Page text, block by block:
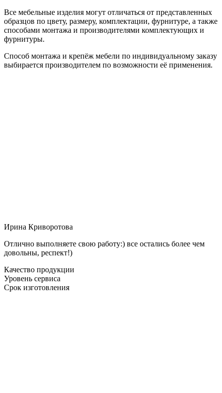
Все мебельные изделия могут отличаться от представленных
образцов по цвету, размеру, комплектации, фурнитуре, а также
способами монтажа и производителями комплектующих и
фурнитуры.
Способ монтажа и крепёж мебели по индивидуальному заказу
выбирается производителем по возможности её применения.
Ирина Криворотова
Отлично выполняете свою работу:) все остались более чем
довольны, респект!)
Качество продукции
Уровень сервиса
Срок изготовления